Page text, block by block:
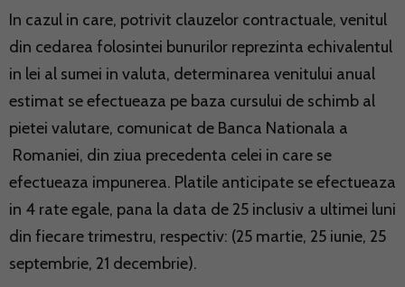
In cazul in care, potrivit clauzelor contractuale, venitul
din cedarea folosintei bunurilor reprezinta echivalentul
in lei al sumei in valuta, determinarea venitului anual
estimat se efectueaza pe baza cursului de schimb al
pietei valutare, comunicat de Banca Nationala a
Romaniei, din ziua precedenta celei in care se
efectueaza impunerea. Platile anticipate se efectueaza
in 4 rate egale, pana la data de 25 inclusiv a ultimei luni
din fiecare trimestru, respectiv: (25 martie, 25 iunie, 25
septembrie, 21 decembrie).